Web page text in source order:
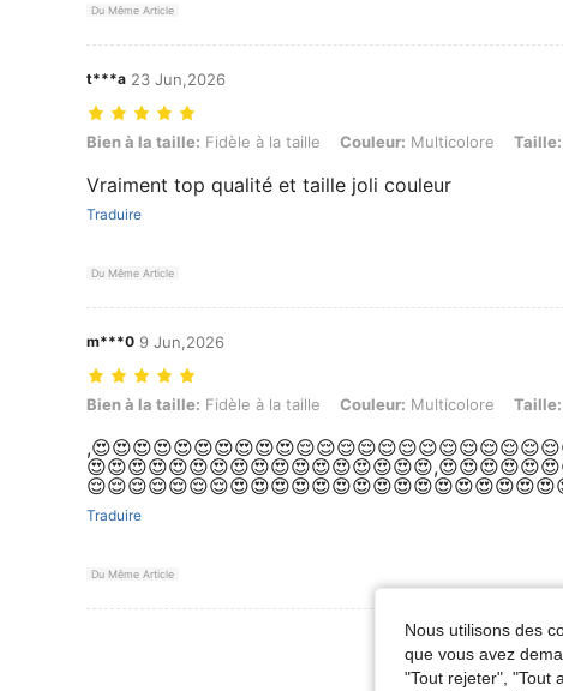
Du Même Article
t***a 23 Jun,2026
Bien à la taille: Fidèle à la taille, Couleur: Multicolore, Taille: 6XL
Bien à la taille: Fidèle à la taille Couleur: Multicolore Taille:
Vraiment top qualité et taille joli couleur
Traduire
Du Même Article
m***0 9 Jun,2026
Bien à la taille: Fidèle à la taille, Couleur: Multicolore, Taille: 6XL
Bien à la taille: Fidèle à la taille Couleur: Multicolore Taille:
Traduire
Du Même Article
Voir Plus
Nous utilisons des
que vous avez
"Tout rejeter", "Tout